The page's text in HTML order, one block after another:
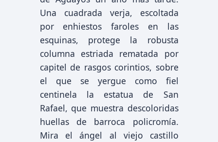
Una cuadrada verja, escoltada
por enhiestos faroles en las
esquinas, protege la robusta
columna estriada rematada por
capitel de rasgos corintios, sobre
el que se yergue como fiel
centinela la estatua de San
Rafael, que muestra descoloridas
huellas de barroca policromía.
Mira el ángel al viejo castillo